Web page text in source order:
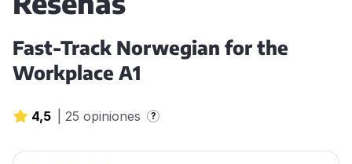
Fast-Track Norwegian for the
Workplace A1
4,5 25 opiniones ?